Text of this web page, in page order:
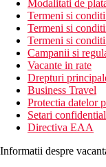
Modalitati de
Termeni si
Termeni si
Termeni si
Campanii si
Vacante in rate
Drepturi
Business Travel
Protectia datelor
Setari
Directiva EAA
Informatii despre